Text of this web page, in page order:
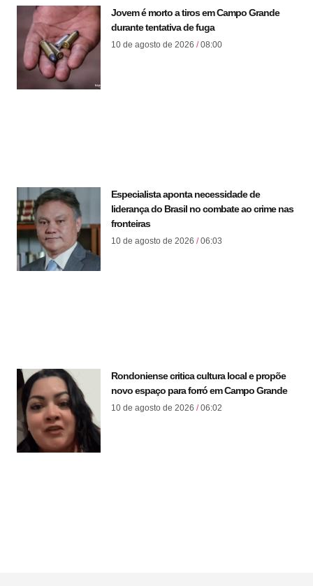
Jovem é morto a tiros em Campo Grande
durante tentativa de fuga
10 de agosto de 2026 08:00
Especialista aponta necessidade de
liderança do Brasil no combate ao crime nas
fronteiras
10 de agosto de 2026 06:03
Rondoniense critica cultura local e propõe
novo espaço para forró em Campo Grande
10 de agosto de 2026 06:02